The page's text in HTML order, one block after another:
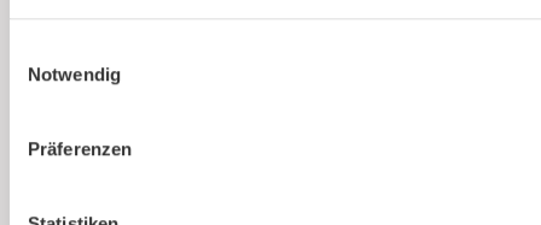
Notwendig
Präferenzen
kaer